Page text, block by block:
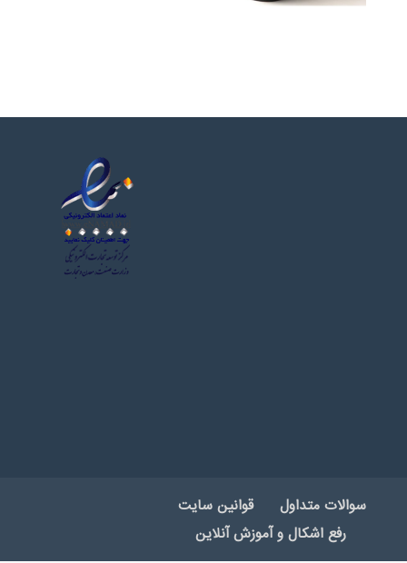
سوالات متداول
قوانین سایت
رفع اشکال و آموزش آنلاین